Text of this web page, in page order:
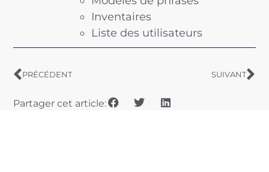
Inventaires
Liste des utilisateurs
PRÉCÉDENT SUIVANT
Partager cet article: